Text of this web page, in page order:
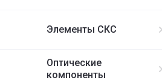
Элементы СКС
Оптические
компоненты